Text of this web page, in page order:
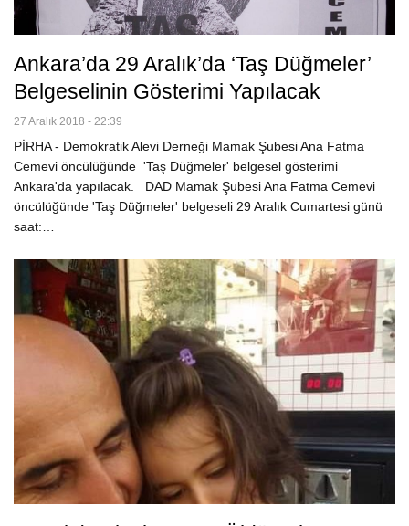
Ankara’da 29 Aralık’da ‘Taş Düğmeler’
Belgeselinin Gösterimi Yapılacak
27 Aralık 2018 - 22:39
PİRHA - Demokratik Alevi Derneği Mamak Şubesi Ana Fatma
Cemevi öncülüğünde 'Taş Düğmeler' belgesel gösterimi
Ankara'da yapılacak. DAD Mamak Şubesi Ana Fatma Cemevi
öncülüğünde 'Taş Düğmeler' belgeseli 29 Aralık Cumartesi günü
saat:…